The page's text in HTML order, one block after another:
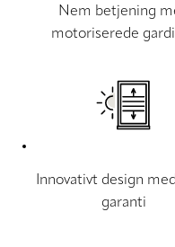
Nem betjening
motoriserede
Innovativt design
garanti